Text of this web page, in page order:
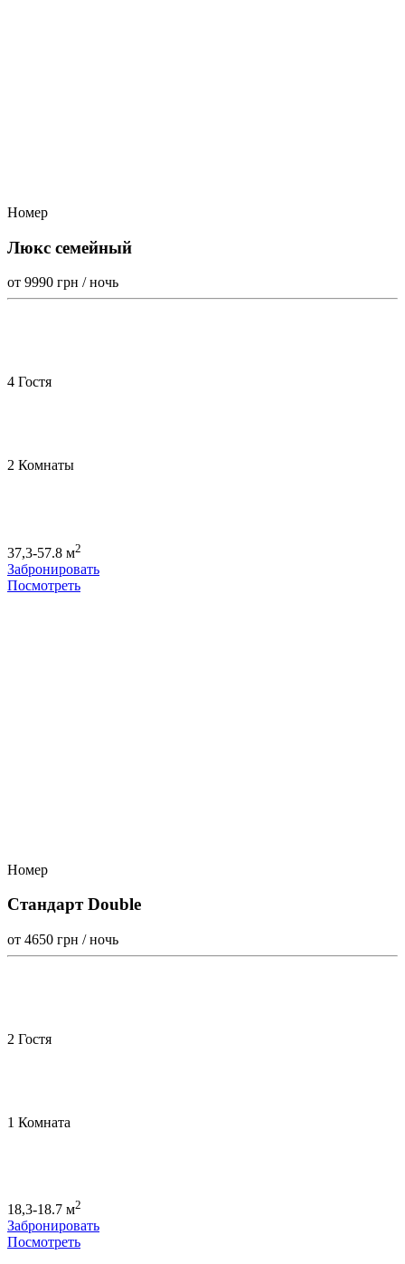
Номер
Люкс семейный
от 9990 грн / ночь
4 Гостя
2 Комнаты
37,3-57.8 м2
Забронировать
Посмотреть
Номер
Стандарт Double
от 4650 грн / ночь
2 Гостя
1 Комната
18,3-18.7 м2
Забронировать
Посмотреть